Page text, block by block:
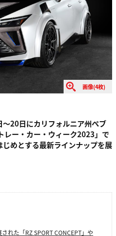
画像(4枚)
20日にカリフォルニア州ぺブ
レー・カー・ウィーク2023」で
じめとする最新ラインナップを展
れた「RZ SPORT CONCEPT」や